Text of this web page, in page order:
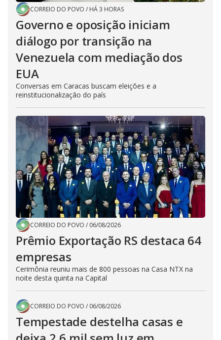
CORREIO DO POVO / HÁ 3 HORAS
Governo e oposição iniciam
diálogo por transição na
Venezuela com mediação dos
EUA
Conversas em Caracas buscam eleições e a
reinstitucionalização do país
CORREIO DO POVO / 06/08/2026
Prêmio Exportação RS destaca 64
empresas
Cerimônia reuniu mais de 800 pessoas na Casa NTX na
noite desta quinta na Capital
CORREIO DO POVO / 06/08/2026
Tempestade destelha casas e